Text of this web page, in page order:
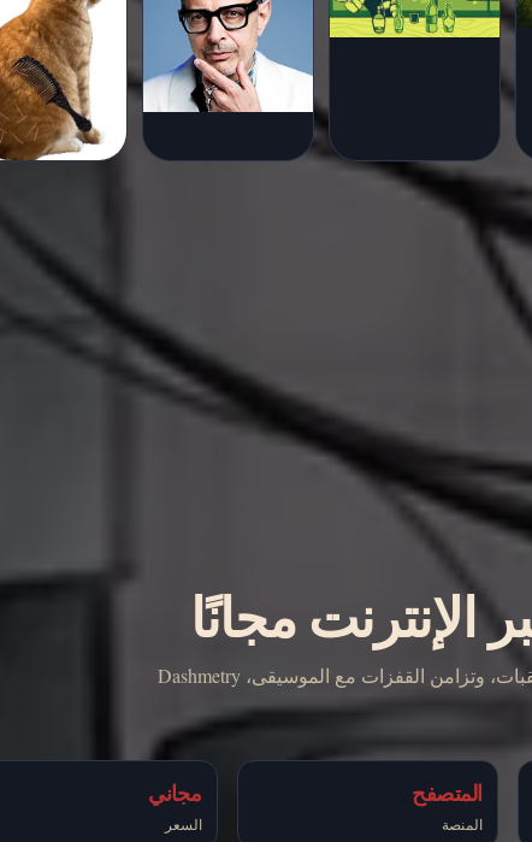
الإنترنت مجانًا
Dashmetry هي لعبة منصات إيقاعية تتحكم فيها بمكعب لعبور مسارات مليئة بالعقبات، وتزامن القفزات مع الموسيقى،
المتصفح
المنصة
مجاني
السعر